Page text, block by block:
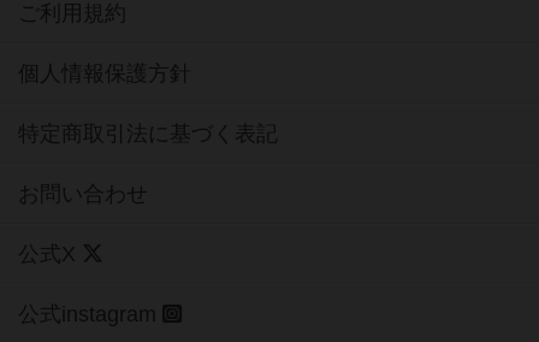
ご利用規約
個人情報保護方針
特定商取引法に基づく表記
お問い合わせ
公式X
公式instagram